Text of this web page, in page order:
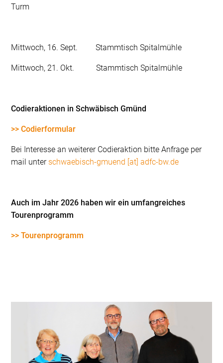
Turm
Mittwoch, 16. Sept. Stammtisch Spitalmühle
Mittwoch, 21. Okt. Stammtisch Spitalmühle
Codieraktionen in Schwäbisch Gmünd
>> Codierformular
Bei Interesse an weiterer Codieraktion bitte Anfrage per
mail unter schwaebisch-gmuend [at] adfc-bw.de
Auch im Jahr 2026 haben wir ein umfangreiches
Tourenprogramm
>> Tourenprogramm